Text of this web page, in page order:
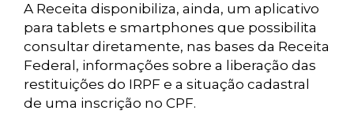
A Receita disponibiliza, ainda, um aplicativo
para tablets e smartphones que possibilita
consultar diretamente, nas bases da Receita
Federal, informações sobre a liberação das
restituições do IRPF e a situação cadastral
de uma inscrição no CPF.